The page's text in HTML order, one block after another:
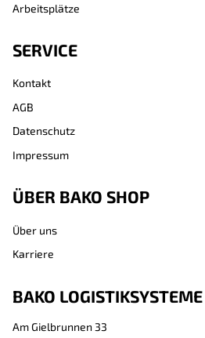
Arbeitsplätze
SERVICE
Kontakt
AGB
Datenschutz
Impressum
ÜBER BAKO SHOP
Über uns
Karriere
BAKO
Am Gielbrunnen 33